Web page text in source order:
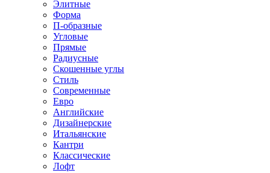
Элитные
Форма
П-образные
Угловые
Прямые
Радиусные
Скошенные углы
Стиль
Современные
Евро
Английские
Дизайнерские
Итальянские
Кантри
Классические
Лофт